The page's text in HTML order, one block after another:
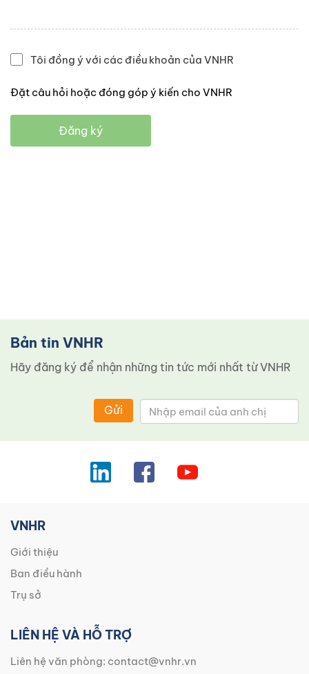
Tôi đồng ý với các điều khoản của VNHR
Đặt câu hỏi hoặc đóng góp ý kiến cho VNHR
Đăng ký
Bản tin VNHR
Hãy đăng ký để nhận những tin tức mới nhất từ ​​VNHR
Gửi
VNHR
Giới thiệu
Ban điều hành
Trụ sở
LIÊN HỆ VÀ HỖ TRỢ
Liên hệ văn phòng: contact@vnhr.vn